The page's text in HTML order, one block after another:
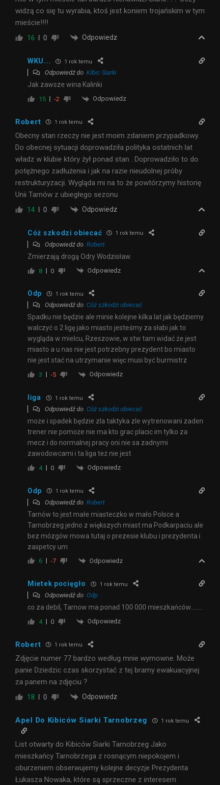
widzą co się tu wyrabia, ktoś jest koniem trojańskim w tym
mieście!!!!
16 0 Odpowiedz
WKU... 1 rok temu
Odpowiedź do Kibic Siarki
Jak zawsze wina Kalinki
15 -2 Odpowiedz
Robert 1 rok temu
Obecny stan rzeczy nie jest moim zdaniem przypadkowy.
Do obecnej sytuacji doprowadziła polityka ostatnich lat
władz w klubie który żył ponad stan . Doprowadziło to do
potężnego zadłużenia i jak na razie nieudolnej próby
restrukturyzacji. Wygląda mi na to że powtórzymy historię
Unii Tarnów z ubiegłego sezonu
14 0 Odpowiedz
Cóż szkodzi obiecać 1 rok temu
Odpowiedź do Robert
Zmierzają drogą Odry Wodzisław.
8 0 Odpowiedz
Odp 1 rok temu
Odpowiedź do Cóż szkodzi obiecać
Spadku nie będzie ale minie kolejne kilka lat jak będziemy
walczyć o 2 ligę jako miasto jesteśmy za słabi jak to
wygląda w mielcu, Rzeszowie, w stw tam widać że jest
miasto a u nas nie jest potrzebny prezydent bo miasto
nie jest stać na utrzymanie więc musi być burmistrz
3 -5 Odpowiedz
liga 1 rok temu
Odpowiedź do Cóż szkodzi obiecać
może i spadek będzie zla taktyka zle wytrenowani zaden
trener nie pomoże nie ma kto grac placic im tylko za
mecz i do normalnej pracy oni nie sa zadnymi
zawodowcami i ta liga też nie jest
4 0 Odpowiedz
Odp 1 rok temu
Odpowiedź do Robert
Tarnów to jest małe miasteczko w mało Polsce a
Tarnobrzeg jedno z większych miast ma Podkarpaciu ale
bez mózgów mowa tutaj o prezesie klubu i prezydenta i
zaspetcy um
6 -7 Odpowiedz
Mietek pocięgło 1 rok temu
Odpowiedź do Odp
co za debil, Tarnow ma ponad 100 000 mieszkańców……..
4 0 Odpowiedz
Robert 1 rok temu
Zdjęcie numer 77 bardzo według mnie wymowne. Może
panie Dziedzic czas skorzystać z tej bramy ewakuacyjnej
za panem na zdjęciu ?
18 0 Odpowiedz
Apel Do Kibiców Siarki Tarnobrzeg 1 rok temu
List otwarty do Kibiców Siarki Tarnobrzeg Jako
mieszkańcy Tarnobrzega z rosnącym niepokojem i
oburzeniem obserwujemy kolejne decyzje Prezydenta
Łukasza Nowaka, które są sprzeczne z interesem